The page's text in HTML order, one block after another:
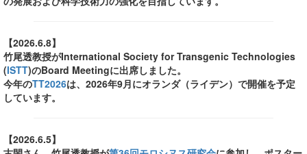
【2026.6.8】
竹尾透教授がInternational Society for Transgenic Technologies
(ISTT)のBoard Meetingに出席しました。
今年のTT2026は、2026年9月にオランダ（ライデン）で開催を予定
しています。
【2026.6.5】